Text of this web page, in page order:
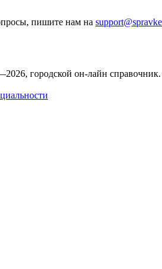
пишите нам на
городской он-лайн справочник.